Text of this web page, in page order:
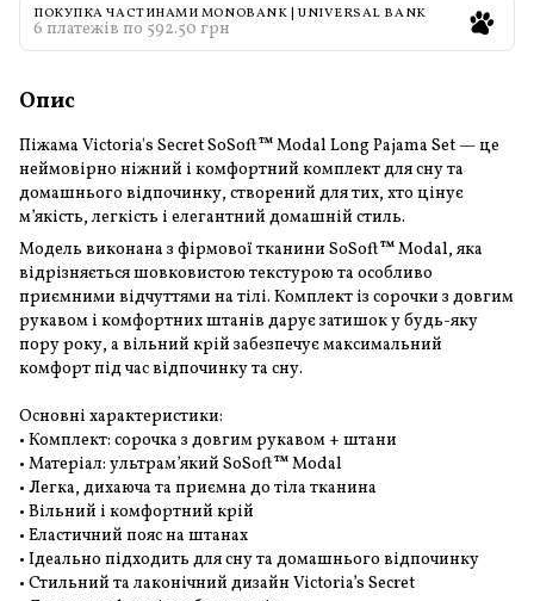
ПОКУПКА ЧАСТИНАМИ MONOBANK | UNIVERSAL BANK
6 платежів по 592.50 грн
Опис
Піжама Victoria's Secret SoSoft™ Modal Long Pajama Set — це
неймовірно ніжний і комфортний комплект для сну та
домашнього відпочинку, створений для тих, хто цінує
м’якість, легкість і елегантний домашній стиль.
Модель виконана з фірмової тканини SoSoft™ Modal, яка
відрізняється шовковистою текстурою та особливо
приємними відчуттями на тілі. Комплект із сорочки з довгим
рукавом і комфортних штанів дарує затишок у будь-яку
пору року, а вільний крій забезпечує максимальний
комфорт під час відпочинку та сну.
Основні характеристики:
• Комплект: сорочка з довгим рукавом + штани
• Матеріал: ультрам’який SoSoft™ Modal
• Легка, дихаюча та приємна до тіла тканина
• Вільний і комфортний крій
• Еластичний пояс на штанах
• Ідеально підходить для сну та домашнього відпочинку
• Стильний та лаконічний дизайн Victoria’s Secret